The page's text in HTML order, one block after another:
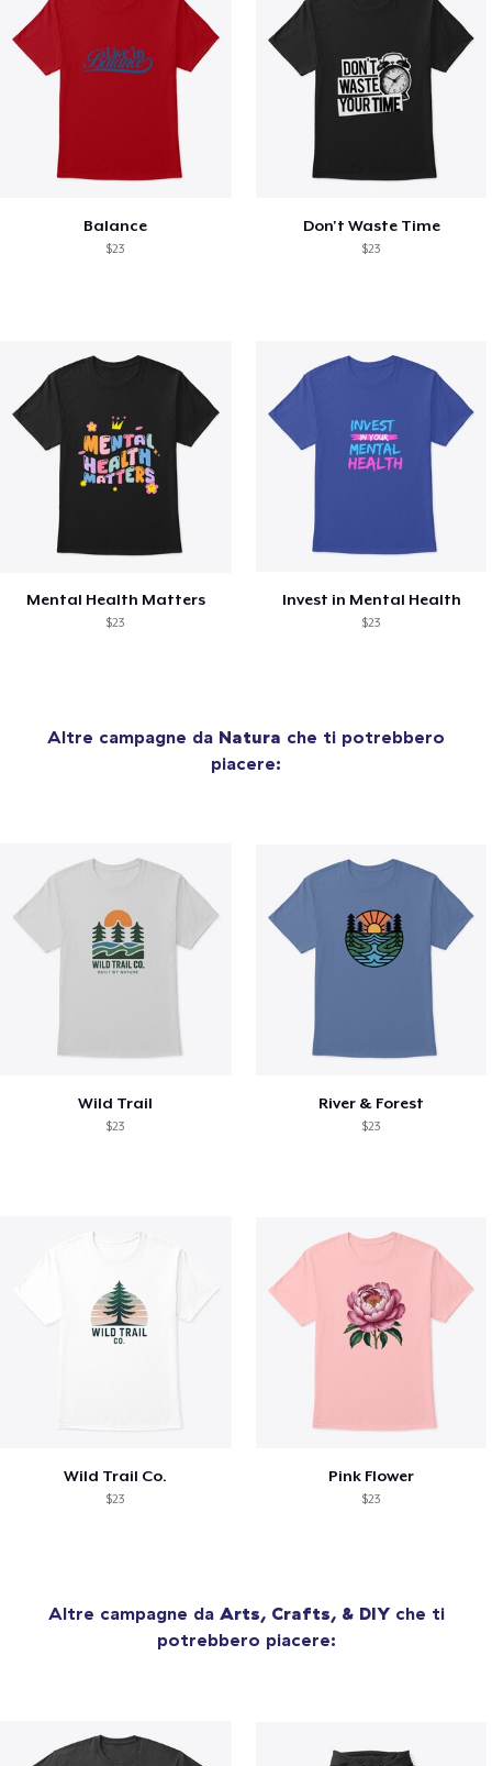
Balance
$23
Don't Waste Time
$23
Mental Health Matters
$23
Invest in Mental Health
$23
Altre campagne da Natura che ti potrebbero
piacere:
Wild Trail
$23
River & Forest
$23
Wild Trail Co.
$23
Pink Flower
$23
Altre campagne da Arts, Crafts, & DIYche ti
potrebbero piacere: